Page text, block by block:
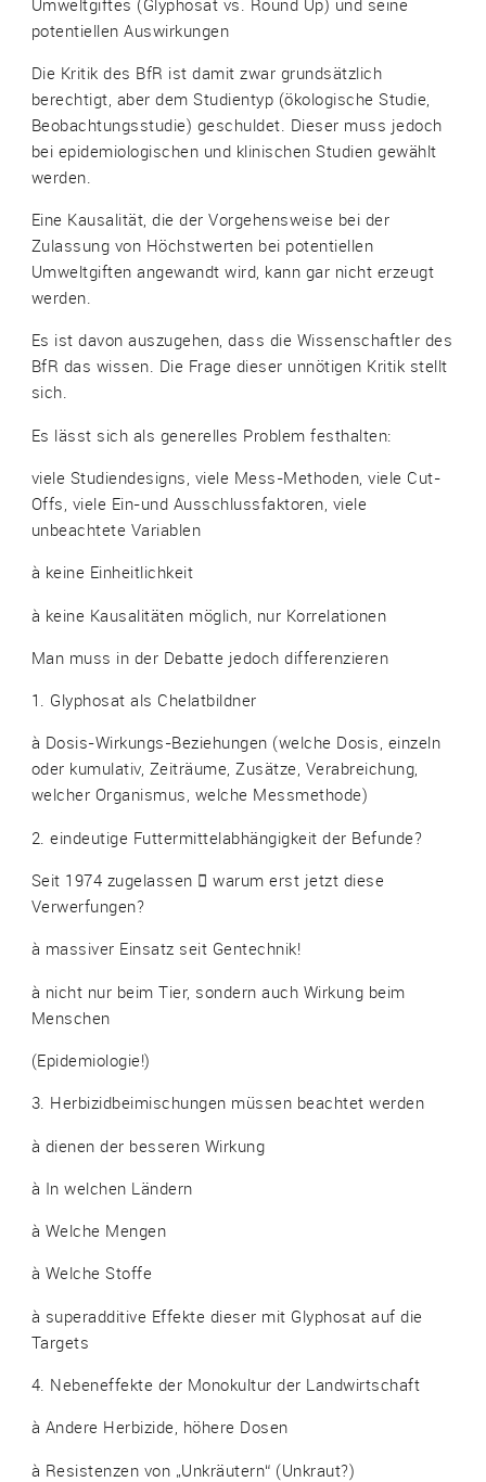
potentiellen Auswirkungen
Die Kritik des BfR ist damit zwar grundsätzlich
berechtigt, aber dem Studientyp (ökologische Studie,
Beobachtungsstudie) geschuldet. Dieser muss jedoch
bei epidemiologischen und klinischen Studien gewählt
werden.
Eine Kausalität, die der Vorgehensweise bei der
Zulassung von Höchstwerten bei potentiellen
Umweltgiften angewandt wird, kann gar nicht erzeugt
werden.
Es ist davon auszugehen, dass die Wissenschaftler des
BfR das wissen. Die Frage dieser unnötigen Kritik stellt
sich.
Es lässt sich als generelles Problem festhalten:
viele Studiendesigns, viele Mess-Methoden, viele Cut-
Offs, viele Ein-und Ausschlussfaktoren, viele
unbeachtete Variablen
à keine Einheitlichkeit
à keine Kausalitäten möglich, nur Korrelationen
Man muss in der Debatte jedoch differenzieren
1. Glyphosat als Chelatbildner
à Dosis-Wirkungs-Beziehungen (welche Dosis, einzeln
oder kumulativ, Zeiträume, Zusätze, Verabreichung,
welcher Organismus, welche Messmethode)
2. eindeutige Futtermittelabhängigkeit der Befunde?
Seit 1974 zugelassen  warum erst jetzt diese
Verwerfungen?
à massiver Einsatz seit Gentechnik!
à nicht nur beim Tier, sondern auch Wirkung beim
Menschen
(Epidemiologie!)
3. Herbizidbeimischungen müssen beachtet werden
à dienen der besseren Wirkung
à In welchen Ländern
à Welche Mengen
à Welche Stoffe
à superadditive Effekte dieser mit Glyphosat auf die
Targets
4. Nebeneffekte der Monokultur der Landwirtschaft
à Andere Herbizide, höhere Dosen
à Resistenzen von „Unkräutern“ (Unkraut?)